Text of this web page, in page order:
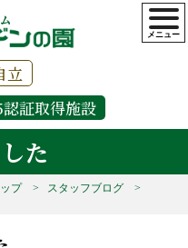
立
証取得施設
た
プ
スタッフブログ